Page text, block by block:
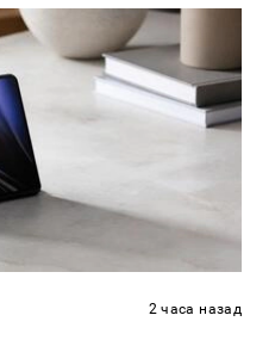
2 часа назад